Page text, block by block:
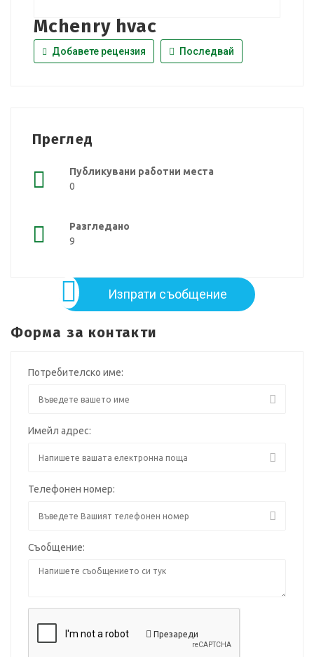
Mchenry hvac
Добавете рецензия Последвай
Преглед
Публикувани работни места
0
Разгледано
9
Изпрати съобщение
Форма за контакти
Потребителско име:
Имейл адрес:
Телефонен номер:
Съобщение:
Презареди